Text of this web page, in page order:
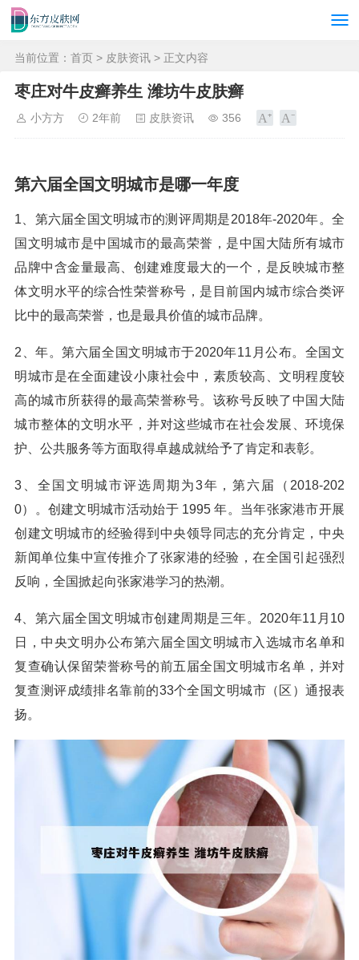
当前位置： 首页 > 皮肤资讯 > 正文内容
枣庄对牛皮癣养生 潍坊牛皮肤癣
小方方 2年前 皮肤资讯 356
第六届全国文明城市是哪一年度
1、第六届全国文明城市的测评周期是2018年-2020年。全
国文明城市是中国城市的最高荣誉，是中国大陆所有城市
品牌中含金量最高、创建难度最大的一个，是反映城市整
体文明水平的综合性荣誉称号，是目前国内城市综合类评
比中的最高荣誉，也是最具价值的城市品牌。
2、年。第六届全国文明城市于2020年11月公布。全国文
明城市是在全面建设小康社会中，素质较高、文明程度较
高的城市所获得的最高荣誉称号。该称号反映了中国大陆
城市整体的文明水平，并对这些城市在社会发展、环境保
护、公共服务等方面取得卓越成就给予了肯定和表彰。
3、全国文明城市评选周期为3年，第六届（2018-202
0）。创建文明城市活动始于 1995 年。当年张家港市开展
创建文明城市的经验得到中央领导同志的充分肯定，中央
新闻单位集中宣传推介了张家港的经验，在全国引起强烈
反响，全国掀起向张家港学习的热潮。
4、第六届全国文明城市创建周期是三年。2020年11月10
日，中央文明办公布第六届全国文明城市入选城市名单和
复查确认保留荣誉称号的前五届全国文明城市名单，并对
复查测评成绩排名靠前的33个全国文明城市（区）通报表
扬。